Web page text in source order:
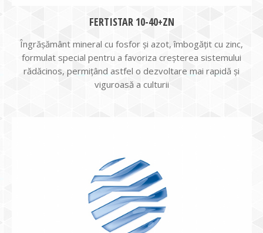
FERTISTAR 10-40+ZN
Îngrășământ mineral cu fosfor și azot, îmbogățit cu zinc,
formulat special pentru a favoriza creșterea sistemului
rădăcinos, permițând astfel o dezvoltare mai rapidă și
viguroasă a culturii